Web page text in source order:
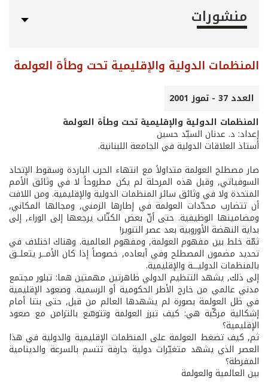
منشورات
المنظمات الدولية والإقليمية تحت وطأة العولمة
العدد 37 - تموز 2001
المنظمات الدولية والإقليمية تحت وطأة العولمة
إعداد: د. عدنان السيّد حسين
أستاذ العلاقات الدولية في الجامعة اللبنانية.
صار مصطلح العولمة متداولاً مع انتهاء الحرب الباردة وسقوط الإتحاد
السوفياتي, وقبل هذه المرحلة لم يكن مطروحاً لا في وثائق الأمم
المتحدة ولا في وثائق سائر المنظمات الدولية والإقليمية. ومن اللافت
أن تتضارب محدّدات العولمة في إطارها الزمني, ومجالها المكاني,
ومضامينها الوظيفية. حتى أنّ بعض الكتّاب يرجعها إلى الوراء, إلى
بداية النهضة الأوروبية بعد عصر التنوير!
ثمّة خلط بين مفهوم العولمة, ومفهوم العالمية. وهناك اختلاف في
تحديد مضمون المصطلح وفي أبعاده, خصوصاً إذا كان الأمــر يتعلــق
بالمنظمات الدوليـــة والإقليمية.
إلى ذلك, يشهد التنظيم الدولي ظاهرتين مهمتين هما: تبلور مجتمع
مدني عالمي من خارج الأطر الحكومية أو الرسمية. وصعود الإقليمية
في ظل العولمة بصورة لم يشهدها العالم من قبل, حتى بتنا أمام
إشكالية مركّبة هي: كيف تبرز العولمة وتتوسّع بالتزامن مع صعود
الإقليمية؟
ثم, كيف تضغط العولمة على المنظمات الإقليمية والدولية في هذا
العصر الذي يشهد متغيّرات دولية جارفة تتسم بالسرعة والدينامية
المفرطة؟
بين العالمية والعولمة